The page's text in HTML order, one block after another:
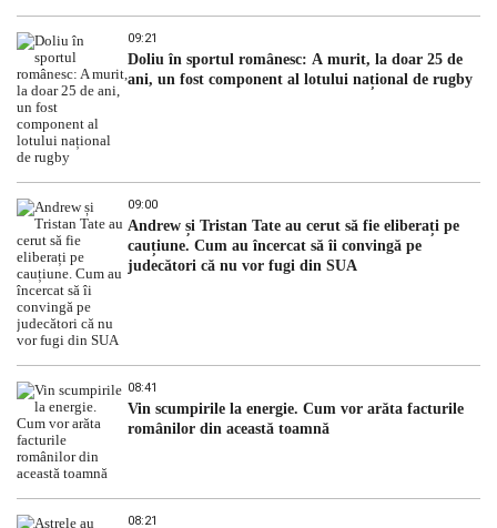
09:21
Doliu în sportul românesc: A murit, la doar 25 de
ani, un fost component al lotului național de rugby
09:00
Andrew și Tristan Tate au cerut să fie eliberați pe
cauțiune. Cum au încercat să îi convingă pe
judecători că nu vor fugi din SUA
08:41
Vin scumpirile la energie. Cum vor arăta facturile
românilor din această toamnă
08:21